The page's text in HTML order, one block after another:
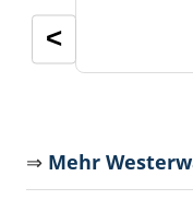
<
⇒ Mehr